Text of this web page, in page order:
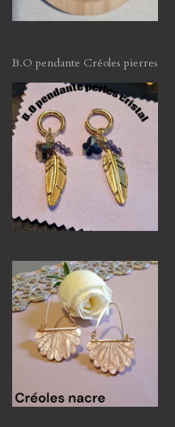
B.O pendante Créoles pierres